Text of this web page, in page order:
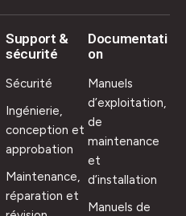
Support &
sécurité
Sécurité
Ingénierie,
conception et
approbation
Maintenance,
réparation et
Documentati
on
Manuels
d’exploitation,
de
maintenance
et
d’installation
Manuels de